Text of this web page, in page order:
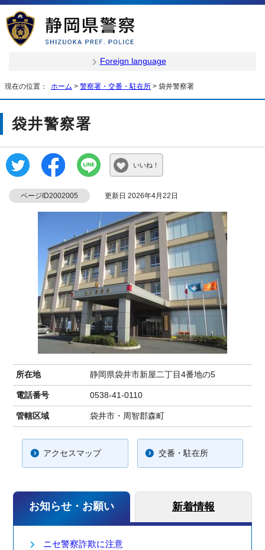
Foreign language
現在の位置： ホーム > 警察署・交番・駐在所 > 袋井警察署
袋井警察署
いいね！
ページID2002005 更新日 2026年4月22日
所在地 静岡県袋井市新屋二丁目4番地の5
電話番号 0538-41-0110
管轄区域 袋井市・周智郡森町
アクセスマップ 交番・駐在所
お知らせ・お願い 新着情報
ニセ警察詐欺に注意